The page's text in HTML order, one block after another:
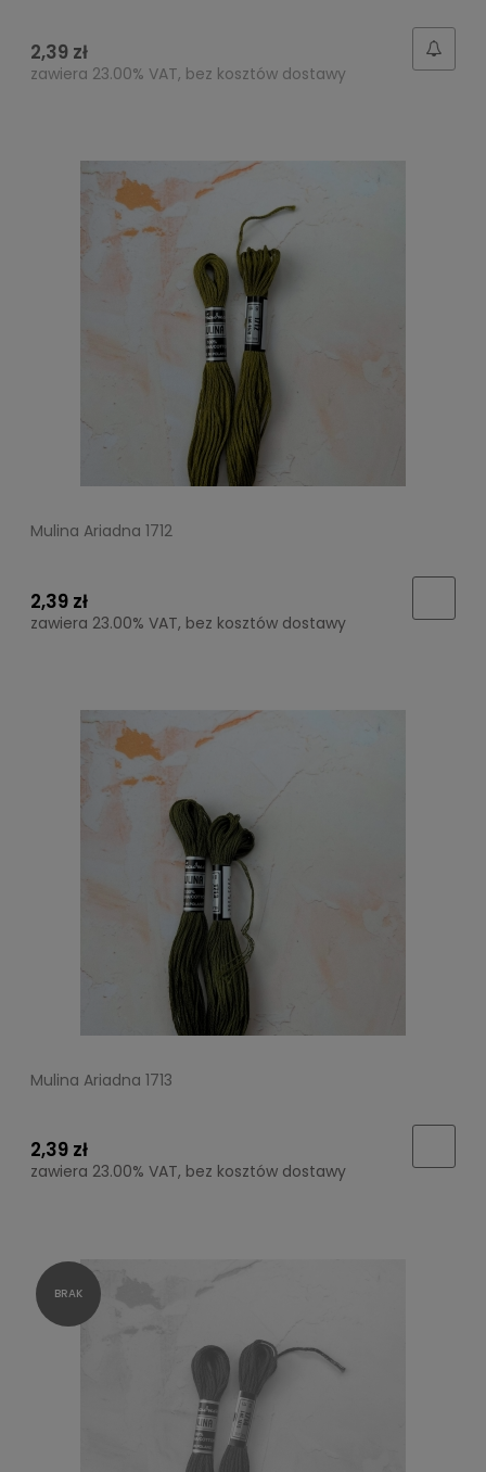
2,39 zł
zawiera 23.00% VAT, bez kosztów dostawy
Mulina Ariadna 1712
2,39 zł
zawiera 23.00% VAT, bez kosztów dostawy
Mulina Ariadna 1713
2,39 zł
zawiera 23.00% VAT, bez kosztów dostawy